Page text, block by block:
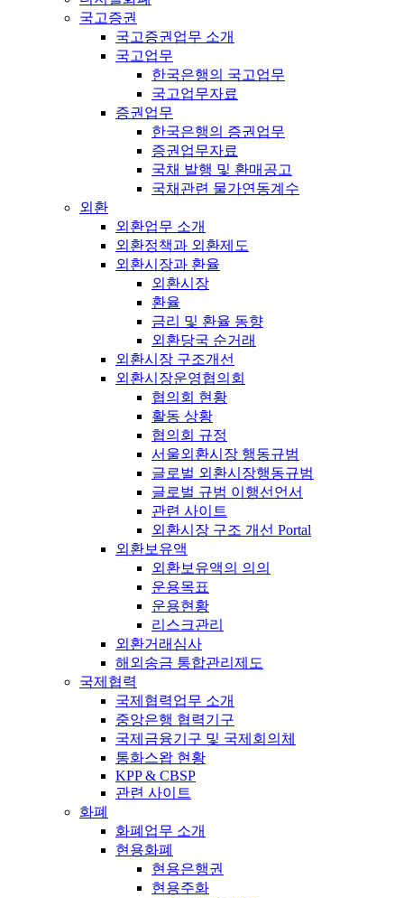
국고증권
국고증권업무 소개
국고업무
한국은행의 국고업무
국고업무자료
증권업무
한국은행의 증권업무
증권업무자료
국채 발행 및 환매공고
국채관련 물가연동계수
외환
외환업무 소개
외환정책과 외환제도
외환시장과 환율
외환시장
환율
금리 및 환율 동향
외환당국 순거래
외환시장 구조개선
외환시장운영협의회
협의회 현황
활동 상황
협의회 규정
서울외환시장 행동규범
글로벌 외환시장행동규범
글로벌 규범 이행선언서
관련 사이트
외환시장 구조 개선 Portal
외환보유액
외환보유액의 의의
운용목표
운용현황
리스크관리
외환거래심사
해외송금 통합관리제도
국제협력
국제협력업무 소개
중앙은행 협력기구
국제금융기구 및 국제회의체
통화스왑 현황
KPP & CBSP
관련 사이트
화폐
화폐업무 소개
현용화폐
현용은행권
현용주화